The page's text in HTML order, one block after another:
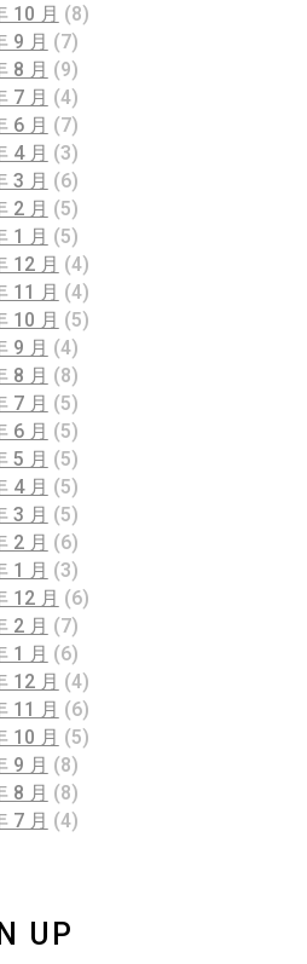
10 月 (8)
9 月 (7)
8 月 (9)
7 月 (4)
6 月 (7)
4 月 (3)
3 月 (6)
2 月 (5)
1 月 (5)
12 月 (4)
11 月 (4)
10 月 (5)
9 月 (4)
8 月 (8)
7 月 (5)
6 月 (5)
5 月 (5)
4 月 (5)
3 月 (5)
2 月 (6)
1 月 (3)
12 月 (6)
2 月 (7)
1 月 (6)
12 月 (4)
11 月 (6)
10 月 (5)
9 月 (8)
8 月 (8)
7 月 (4)
UP